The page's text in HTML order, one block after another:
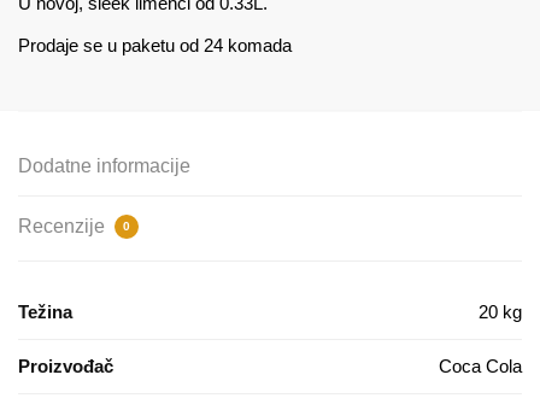
Prodaje se u paketu od 24 komada
Dodatne informacije
Recenzije 0
Težina 20 kg
Proizvođač Coca Cola